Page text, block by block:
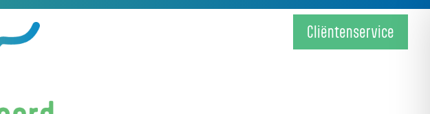
Cliëntenservice